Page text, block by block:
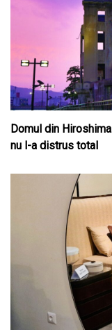
Domul din
nu l-a distrus total